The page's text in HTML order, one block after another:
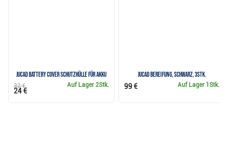
JuCad Battery Cover Schutzhülle für Akku
Auf Lager2Stk.
32 €
24 €
JuCad Bereifung, schwarz, 3Stk.
Auf Lager 1Stk.
99 €